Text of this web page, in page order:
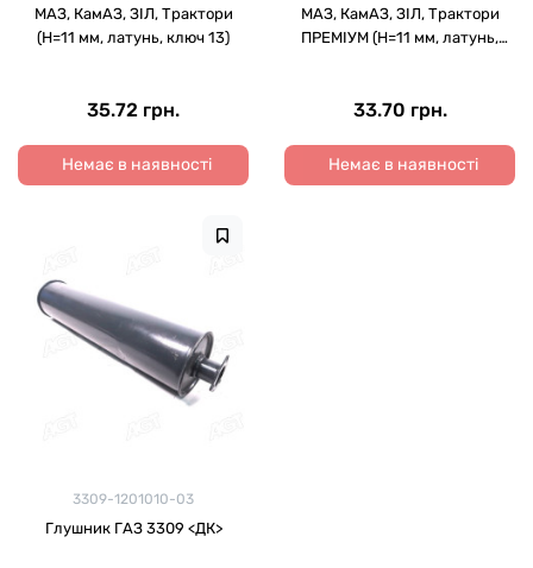
МАЗ, КамАЗ, ЗІЛ, Трактори
(H=11 мм, латунь, ключ 13)
35.72 грн.
Немає в наявності
МАЗ, КамАЗ, ЗІЛ, Трактори
ПРЕМІУМ (H=11 мм, латунь,
33.70 грн.
Немає в наявності
3309-1201010-03
Глушник ГАЗ 3309 <ДК>